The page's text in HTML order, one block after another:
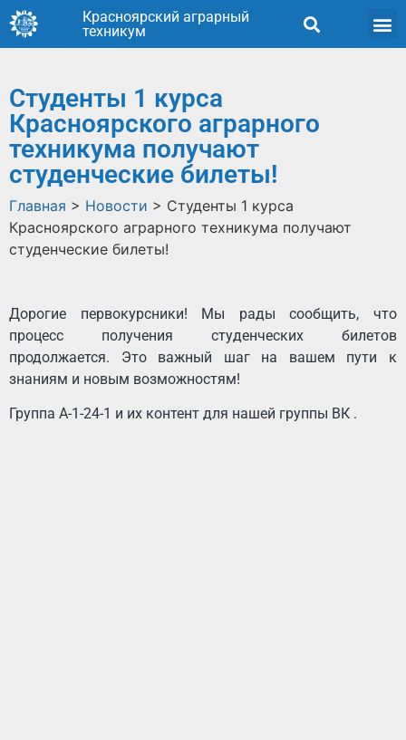
Красноярский аграрный
техникум
Студенты 1 курса
Красноярского аграрного
техникума получают
студенческие билеты!
Главная > Новости > Студенты 1 курса
Красноярского аграрного техникума получают
студенческие билеты!
Дорогие первокурсники! Мы рады сообщить, что
процесс получения студенческих билетов
продолжается. Это важный шаг на вашем пути к
знаниям и новым возможностям!
Группа А-1-24-1 и их контент для нашей группы ВК .